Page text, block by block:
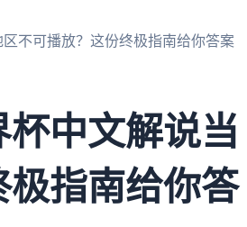
不可播放？这份终极指南给你答案
中文解说当
极指南给你答